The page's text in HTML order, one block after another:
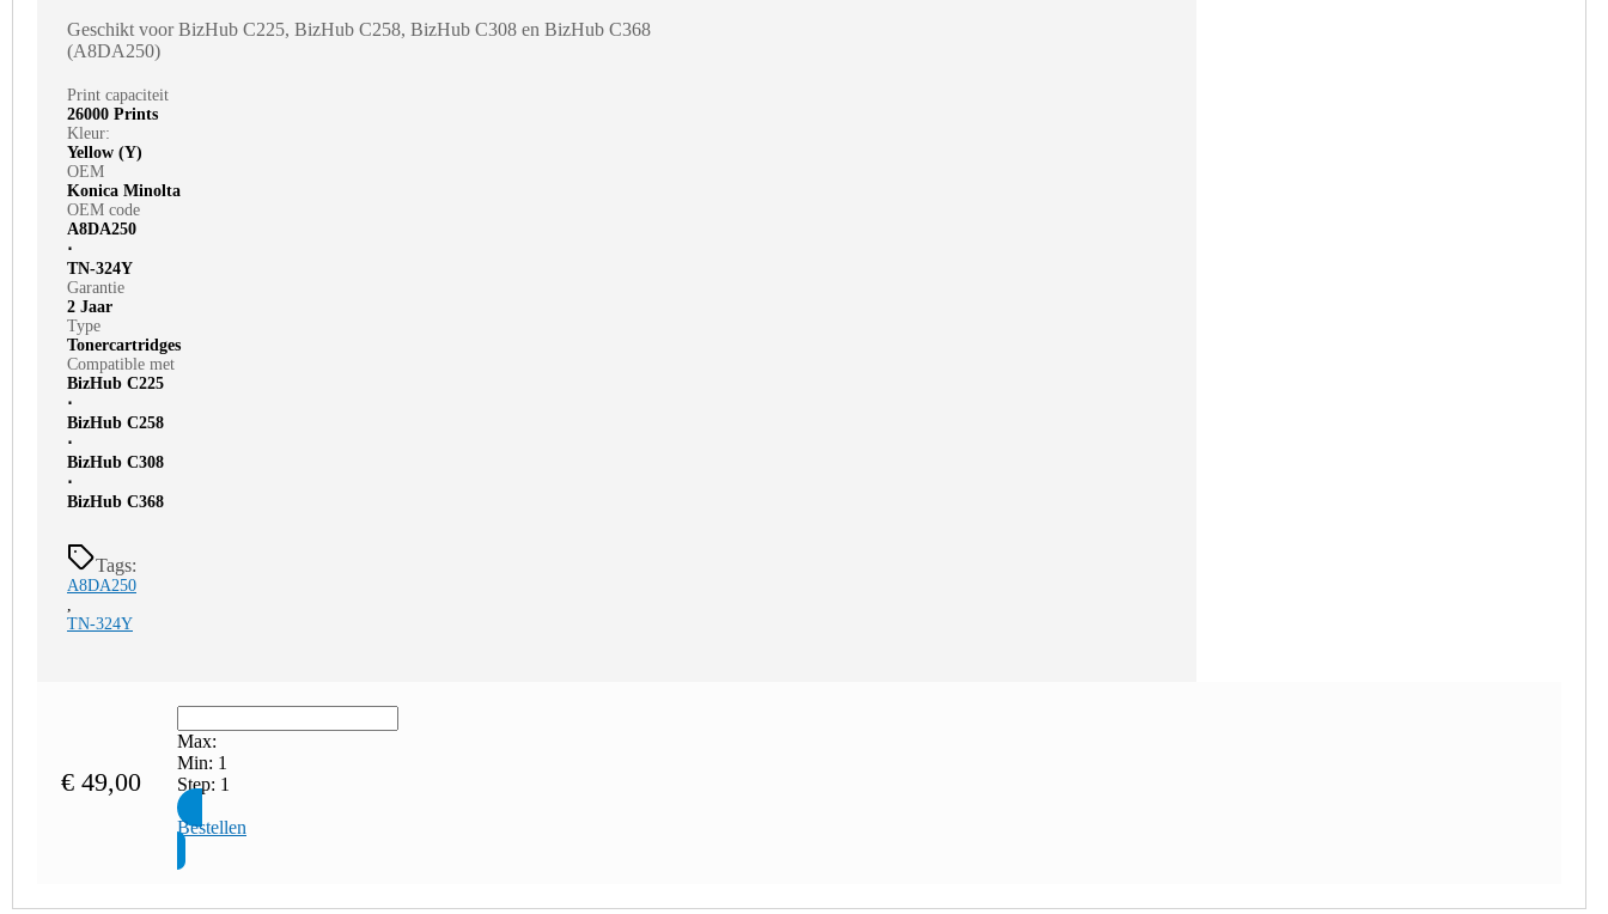
Geschikt voor BizHub C225, BizHub C258, BizHub C308 en BizHub C368
(A8DA250)
Print capaciteit
26000 Prints
Kleur:
Yellow (Y)
OEM
Konica Minolta
OEM code
A8DA250
⋅
TN-324Y
Garantie
2 Jaar
Type
Tonercartridges
Compatible met
BizHub C225
⋅
BizHub C258
⋅
BizHub C308
⋅
BizHub C368
Tags:
A8DA250
TN-324Y
€ 49,00
Max:
Min: 1
Step: 1
Bestellen